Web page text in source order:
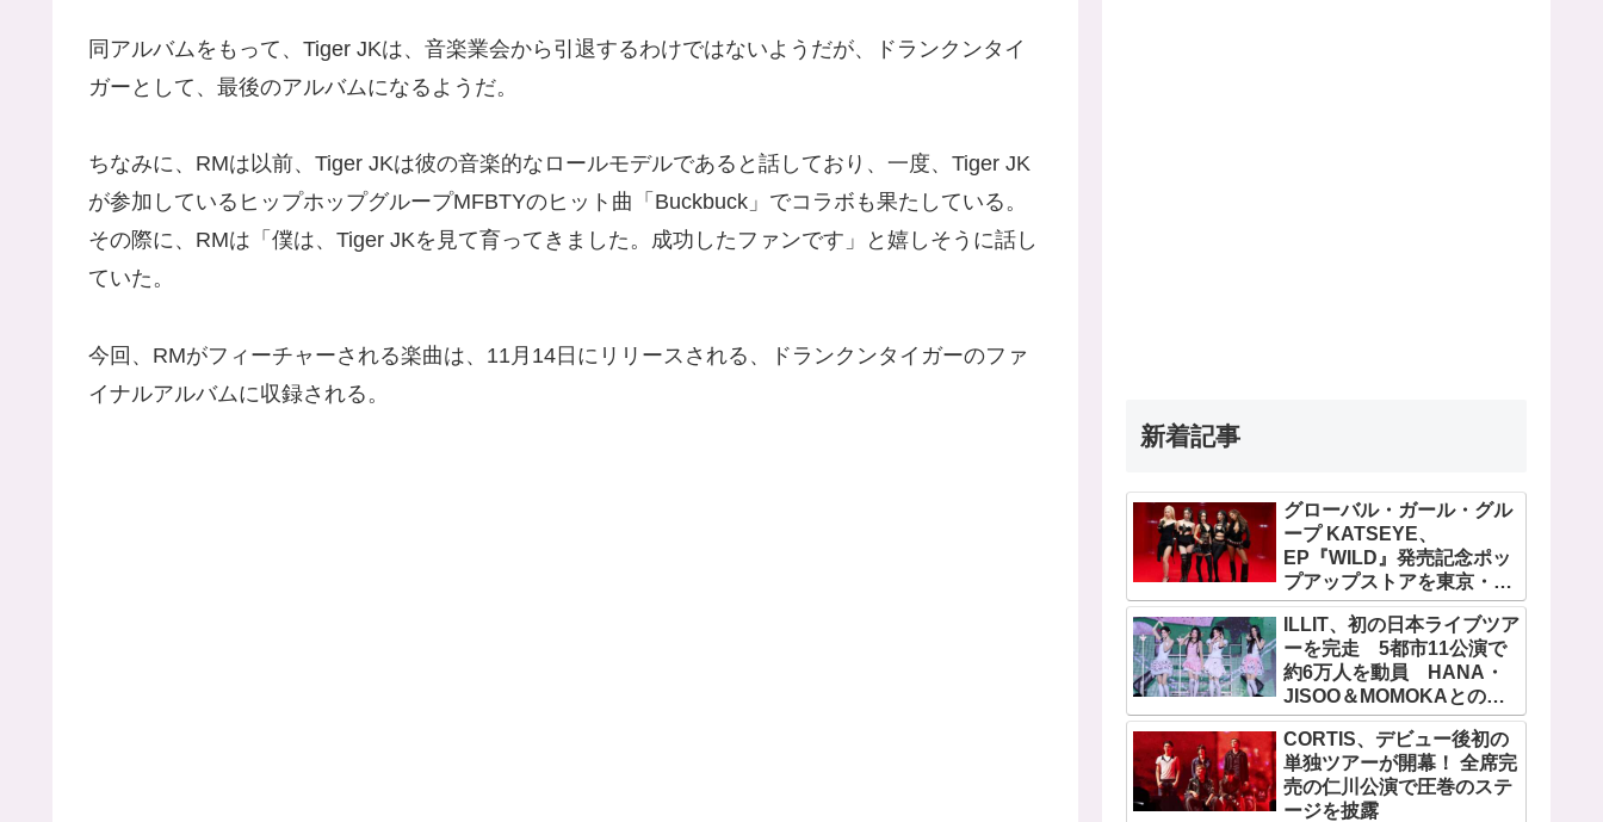
同アルバムをもって、Tiger JKは、音楽業会から引退するわけではないようだが、ドランクンタイ
ガーとして、最後のアルバムになるようだ。
ちなみに、RMは以前、Tiger JKは彼の音楽的なロールモデルであると話しており、一度、Tiger JK
が参加しているヒップホップグループMFBTYのヒット曲「Buckbuck」でコラボも果たしている。
その際に、RMは「僕は、Tiger JKを見て育ってきました。成功したファンです」と嬉しそうに話し
ていた。
今回、RMがフィーチャーされる楽曲は、11月14日にリリースされる、ドランクンタイガーのファ
イナルアルバムに収録される。
新着記事
グローバル・ガール・グル
ープ KATSEYE、
EP『WILD』発売記念ポッ
プアップストアを東京・原
宿で開催 限定グッズも登
場ILLIT、初の日本ライブツア
ーを完走 5都市11公演で
約6万人を動員 HANA・
JISOO＆MOMOKAとのス
ペシャルコラボも実現
CORTIS、デビュー後初の
単独ツアーが開幕！ 全席完
売の仁川公演で圧巻のステ
ージを披露